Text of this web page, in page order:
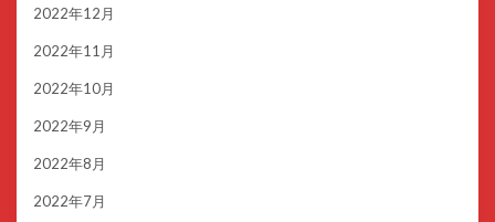
2022年12月
2022年11月
2022年10月
2022年9月
2022年8月
2022年7月